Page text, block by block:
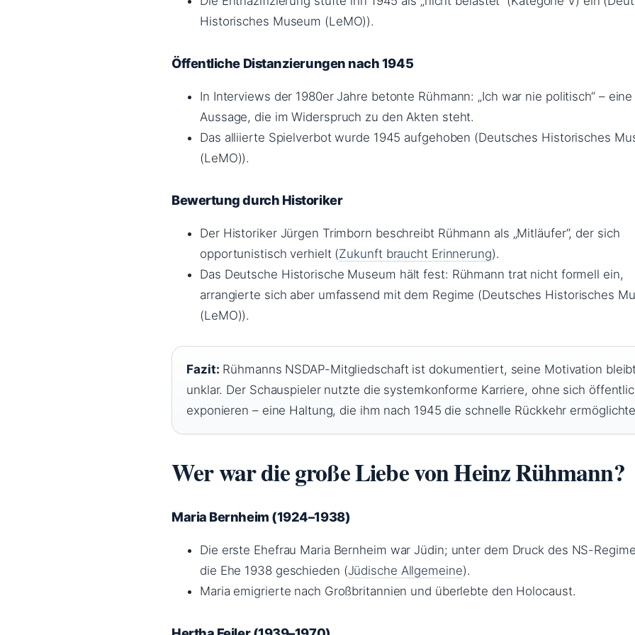
Historisches Museum (LeMO)).
Öffentliche Distanzierungen nach 1945
In Interviews der 1980er Jahre betonte Rühmann: „Ich war nie politisch“ – eine
Aussage, die im Widerspruch zu den Akten steht.
Das alliierte Spielverbot wurde 1945 aufgehoben (Deutsches Historisches
(LeMO)).
Bewertung durch Historiker
Der Historiker Jürgen Trimborn beschreibt Rühmann als „Mitläufer“, der sich
opportunistisch verhielt (Zukunft braucht Erinnerung).
Das Deutsche Historische Museum hält fest: Rühmann trat nicht formell ein,
arrangierte sich aber umfassend mit dem Regime (Deutsches Historisches
(LeMO)).
Fazit: Rühmanns NSDAP-Mitgliedschaft ist dokumentiert, seine Motivation
unklar. Der Schauspieler nutzte die systemkonforme Karriere, ohne sich
exponieren – eine Haltung, die ihm nach 1945 die schnelle Rückkehr
Wer war die große Liebe von Heinz Rühmann?
Maria Bernheim (1924–1938)
Die erste Ehefrau Maria Bernheim war Jüdin; unter dem Druck des NS-
die Ehe 1938 geschieden (Jüdische Allgemeine).
Maria emigrierte nach Großbritannien und überlebte den Holocaust.